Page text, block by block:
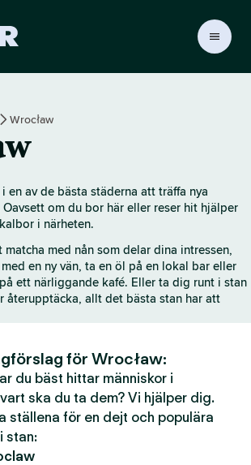
r
s
a
r
t
i
d
a
Wrocław
en av de bästa städerna att träffa nya
Oavsett om du bor här eller reser hit hjälper
i närheten.
med nån som delar dina intressen,
en ny vän, ta en öl på en lokal bar eller
ett närliggande kafé. Eller ta dig runt i stan
återupptäcka, allt det bästa stan har att
för Wrocław:
du bäst hittar människor i
ska du ta dem? Vi hjälper dig.
ställena för en dejt och populära
stan: